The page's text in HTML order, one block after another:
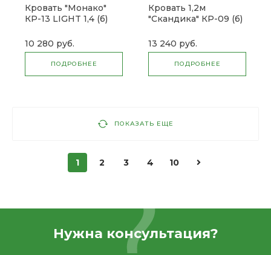
Кровать "Монако"
КР-13 LIGHT 1,4 (б)
10 280 руб.
ПОДРОБНЕЕ
Кровать 1,2м
"Скандика" КР-09 (б)
13 240 руб.
ПОДРОБНЕЕ
ПОКАЗАТЬ ЕЩЕ
1 2 3 4 10
Нужна консультация?